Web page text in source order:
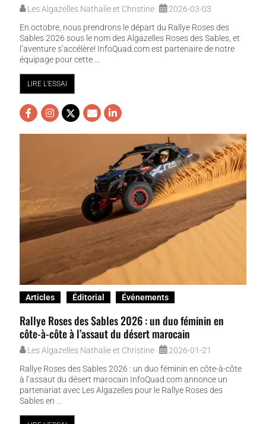
Les Algazelles Nathalie et Christine
2026-03-03
En octobre, nous prendrons le départ du Rallye Roses des
Sables 2026 sous le nom des Algazelles Roses des Sables, et
l’aventure s’accélère! InfoQuad.com est partenaire de notre
équipage pour cette ...
LIRE L'ESSAI
Articles Éditorial Événements
Rallye Roses des Sables 2026 : un duo féminin en
côte-à-côte à l’assaut du désert marocain
Les Algazelles Nathalie et Christine
2026-01-21
Rallye Roses des Sables 2026 : un duo féminin en côte-à-côte
à l’assaut du désert marocain InfoQuad.com annonce un
partenariat avec Les Algazelles pour le Rallye Roses des
Sables en ...